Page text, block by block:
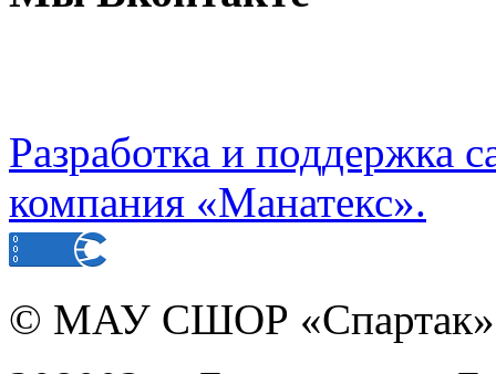
Разработка и поддержка
компания «Манатекс».
© МАУ СШОР «Спартак»